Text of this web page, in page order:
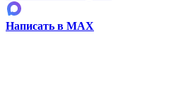
Написать в MAX